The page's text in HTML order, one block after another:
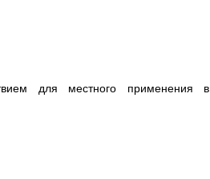
для местного применения в